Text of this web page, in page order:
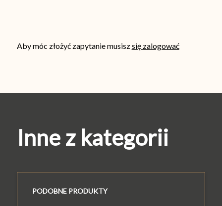
Aby móc złożyć zapytanie musiszsię zalogować
Inne z kategorii
PODOBNE PRODUKTY